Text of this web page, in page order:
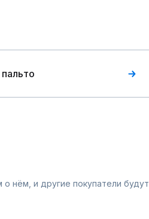
нём, и другие покупатели будут